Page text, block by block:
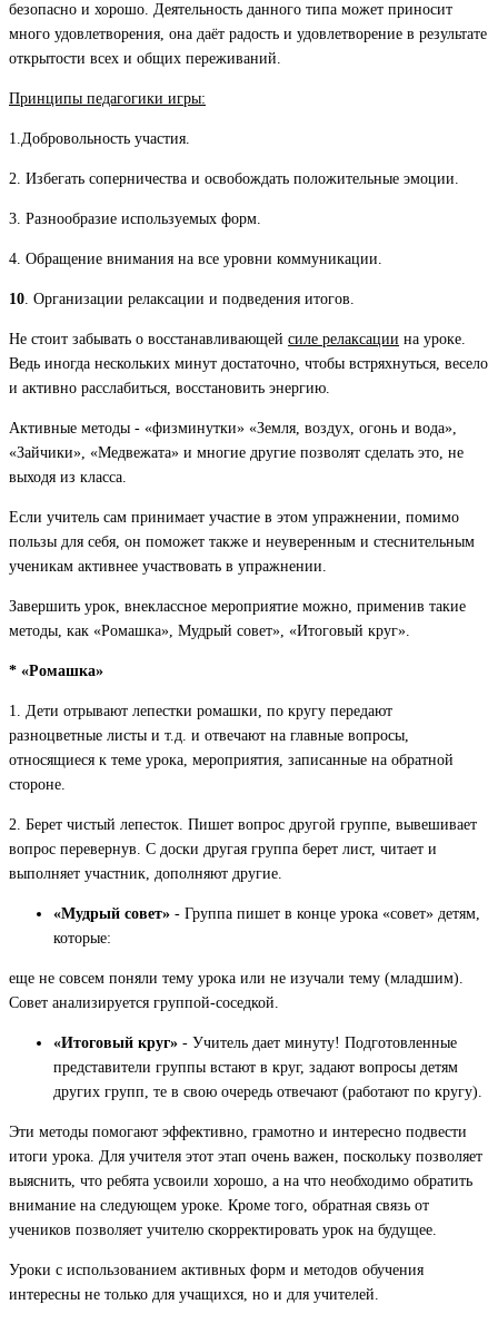
безопасно и хорошо. Деятельность данного типа может приносит
много удовлетворения, она даёт радость и удовлетворение в результате
открытости всех и общих переживаний.
Принципы педагогики игры:
1.Добровольность участия.
2. Избегать соперничества и освобождать положительные эмоции.
3. Разнообразие используемых форм.
4. Обращение внимания на все уровни коммуникации.
10 . Организации релаксации и подведения итогов.
Не стоит забывать о восстанавливающей силе релаксации на уроке.
Ведь иногда нескольких минут достаточно, чтобы встряхнуться, весело
и активно расслабиться, восстановить энергию.
Активные методы - «физминутки» «Земля, воздух, огонь и вода»,
«Зайчики», «Медвежата» и многие другие позволят сделать это, не
выходя из класса.
Если учитель сам принимает участие в этом упражнении, помимо
пользы для себя, он поможет также и неуверенным и стеснительным
ученикам активнее участвовать в упражнении.
Завершить урок, внеклассное мероприятие можно, применив такие
методы, как «Ромашка», Мудрый совет», «Итоговый круг».
* «Ромашка»
1. Дети отрывают лепестки ромашки, по кругу передают
разноцветные листы и т.д. и отвечают на главные вопросы,
относящиеся к теме урока, мероприятия, записанные на обратной
стороне.
2. Берет чистый лепесток. Пишет вопрос другой группе, вывешивает
вопрос перевернув. С доски другая группа берет лист, читает и
выполняет участник, дополняют другие.
«Мудрый совет» - Группа пишет в конце урока «совет» детям,
которые:
еще не совсем поняли тему урока или не изучали тему (младшим).
Совет анализируется группой-соседкой.
«Итоговый круг» - Учитель дает минуту! Подготовленные
представители группы встают в круг, задают вопросы детям
других групп, те в свою очередь отвечают (работают по кругу).
Эти методы помогают эффективно, грамотно и интересно подвести
итоги урока. Для учителя этот этап очень важен, поскольку позволяет
выяснить, что ребята усвоили хорошо, а на что необходимо обратить
внимание на следующем уроке. Кроме того, обратная связь от
учеников позволяет учителю скорректировать урок на будущее.
Уроки с использованием активных форм и методов обучения
интересны не только для учащихся, но и для учителей.